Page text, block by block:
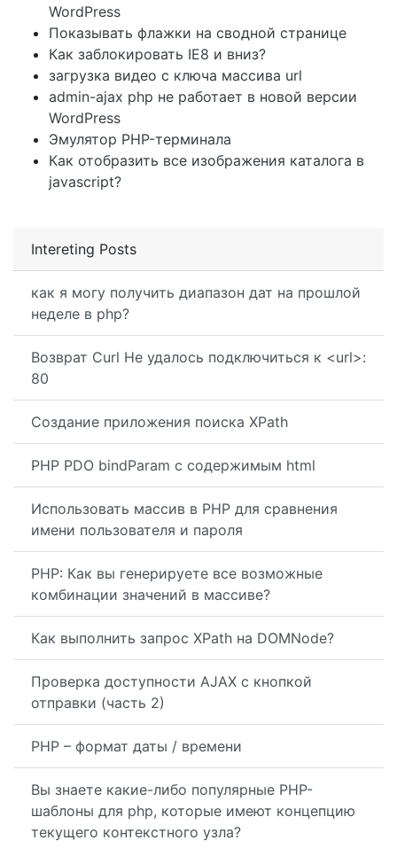
Intereting Posts
как я могу получить диапазон дат на прошлой
неделе в php?
Возврат Curl Не удалось подключиться к <url>:
80
Создание приложения поиска XPath
PHP PDO bindParam с содержимым html
Использовать массив в PHP для сравнения
имени пользователя и пароля
PHP: Как вы генерируете все возможные
комбинации значений в массиве?
Как выполнить запрос XPath на DOMNode?
Проверка доступности AJAX с кнопкой
отправки (часть 2)
PHP – формат даты / времени
Вы знаете какие-либо популярные PHP-
шаблоны для php, которые имеют концепцию
текущего контекстного узла?
WordPress
Показывать флажки на сводной странице
Как заблокировать IE8 и вниз?
загрузка видео с ключа массива url
admin-ajax php не работает в новой версии
WordPress
Эмулятор PHP-терминала
Как отобразить все изображения каталога в
javascript?